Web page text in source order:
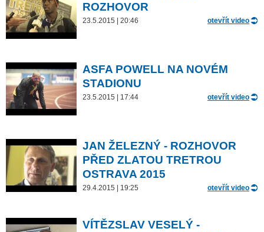
ROZHOVOR
23.5.2015 | 20:46 otevřít video
ASFA POWELL NA NOVÉM
STADIONU
23.5.2015 | 17:44 otevřít video
JAN ŽELEZNÝ - ROZHOVOR
PŘED ZLATOU TRETROU
OSTRAVA 2015
29.4.2015 | 19:25 otevřít video
VÍTĚZSLAV VESELÝ -